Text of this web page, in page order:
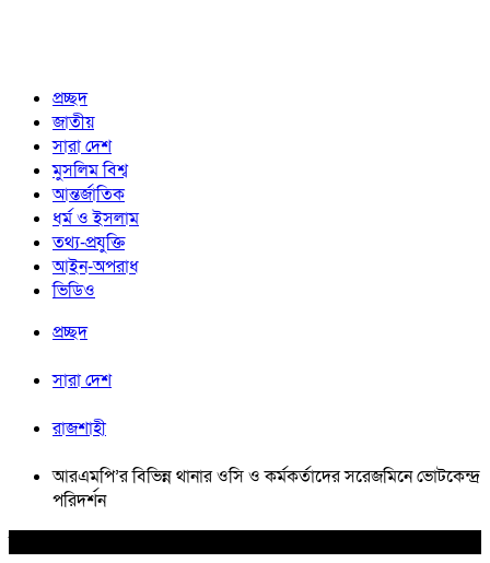
প্রচ্ছদ
জাতীয়
সারা দেশ
মুসলিম বিশ্ব
আন্তর্জাতিক
ধর্ম ও ইসলাম
তথ্য-প্রযুক্তি
আইন-অপরাধ
ভিডিও
প্রচ্ছদ
সারা দেশ
রাজশাহী
আরএমপি’র বিভিন্ন থানার ওসি ও কর্মকর্তাদের সরেজমিনে ভোটকেন্দ্র
পরিদর্শন